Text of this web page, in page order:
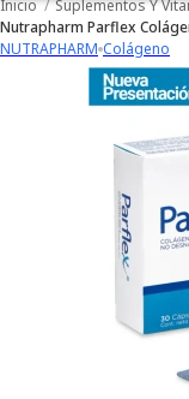
Inicio / Suplementos Y
NUTRAPHARM Colágeno